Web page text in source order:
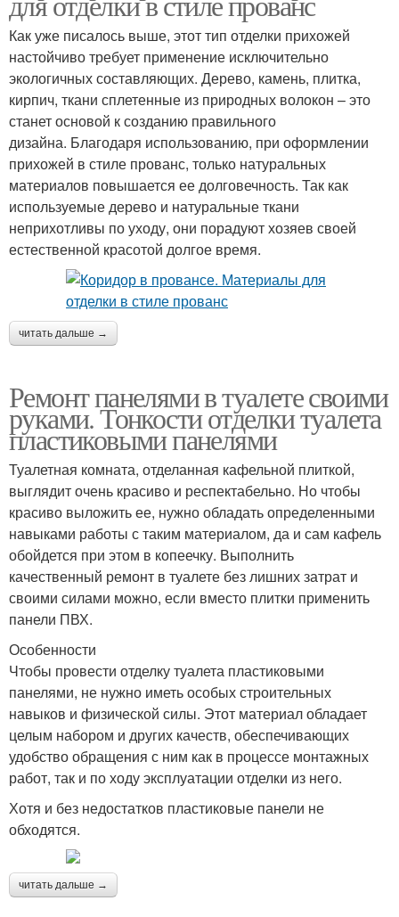
Как уже писалось выше, этот тип отделки прихожей
настойчиво требует применение исключительно
экологичных составляющих. Дерево, камень, плитка,
кирпич, ткани сплетенные из природных волокон – это
станет основой к созданию правильного
дизайна. Благодаря использованию, при оформлении
прихожей в стиле прованс, только натуральных
материалов повышается ее долговечность. Так как
используемые дерево и натуральные ткани
неприхотливы по уходу, они порадуют хозяев своей
естественной красотой долгое время.
читать дальше →
Ремонт панелями в туалете своими
руками. Тонкости отделки туалета
пластиковыми панелями
Туалетная комната, отделанная кафельной плиткой,
выглядит очень красиво и респектабельно. Но чтобы
красиво выложить ее, нужно обладать определенными
навыками работы с таким материалом, да и сам кафель
обойдется при этом в копеечку. Выполнить
качественный ремонт в туалете без лишних затрат и
своими силами можно, если вместо плитки применить
панели ПВХ.
Особенности
Чтобы провести отделку туалета пластиковыми
панелями, не нужно иметь особых строительных
навыков и физической силы. Этот материал обладает
целым набором и других качеств, обеспечивающих
удобство обращения с ним как в процессе монтажных
работ, так и по ходу эксплуатации отделки из него.
Хотя и без недостатков пластиковые панели не
обходятся.
читать дальше →